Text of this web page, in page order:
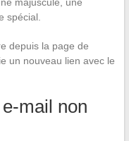
spécial.
depuis la page de
un nouveau lien avec le
mail non